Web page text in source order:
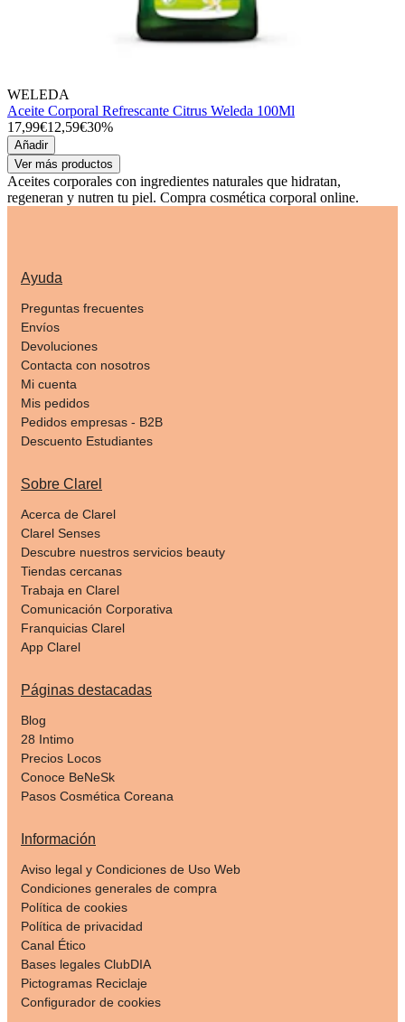
WELEDA
Aceite Corporal Refrescante Citrus Weleda 100Ml
17,99€12,59€30%
Añadir
Ver más productos
Aceites corporales con ingredientes naturales que hidratan,
regeneran y nutren tu piel. Compra cosmética corporal online.
Ayuda
Preguntas frecuentes
Envíos
Devoluciones
Contacta con nosotros
Mi cuenta
Mis pedidos
Pedidos empresas - B2B
Descuento Estudiantes
Sobre Clarel
Acerca de Clarel
Clarel Senses
Descubre nuestros servicios beauty
Tiendas cercanas
Trabaja en Clarel
Comunicación Corporativa
Franquicias Clarel
App Clarel
Páginas destacadas
Blog
28 Intimo
Precios Locos
Conoce BeNeSk
Pasos Cosmética Coreana
Información
Aviso legal y Condiciones de Uso Web
Condiciones generales de compra
Política de cookies
Política de privacidad
Canal Ético
Bases legales ClubDIA
Pictogramas Reciclaje
Configurador de cookies